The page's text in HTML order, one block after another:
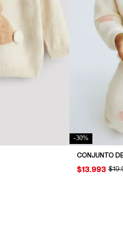
-30%
CONJUNTO
PRICE:
$13.993